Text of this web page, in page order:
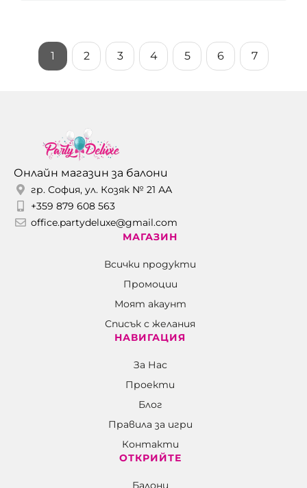
1 2 3 4 5 6 7
Онлайн магазин за балони
гр. София, ул. Козяк № 21 АА
+359 879 608 563
office.partydeluxe@gmail.com
МАГАЗИН
Всички продукти
Промоции
Моят акаунт
Списък с желания
НАВИГАЦИЯ
За Нас
Проекти
Блог
Правила за игри
Контакти
ОТКРИЙТЕ
Балони